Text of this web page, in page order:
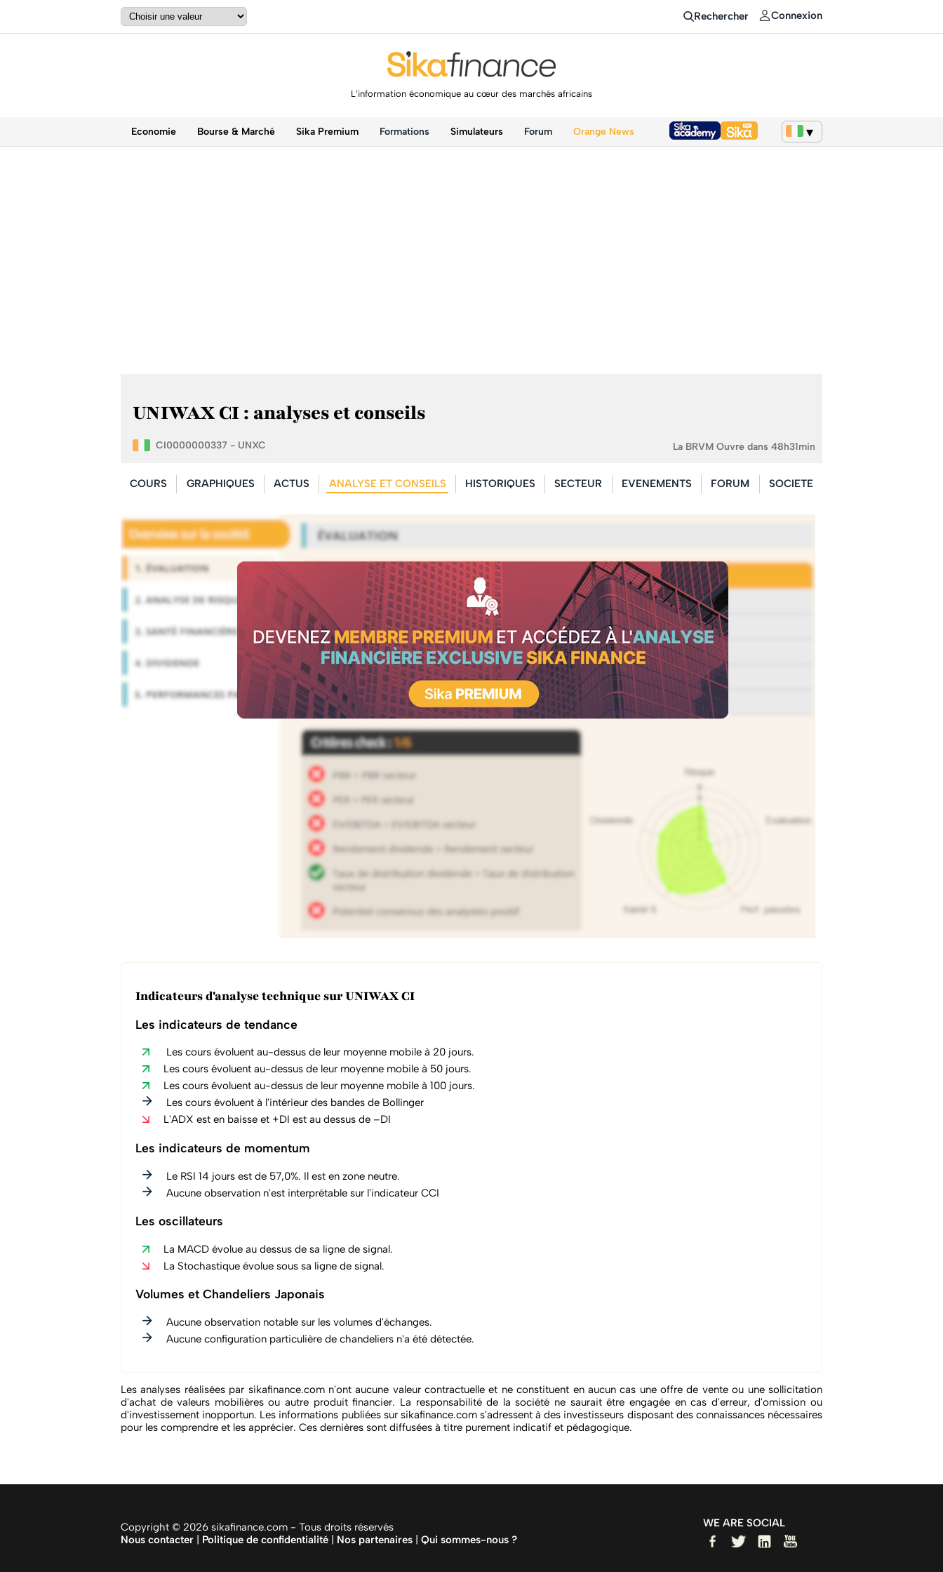
Rechercher Connexion
L’information économique au cœur des marchés africains
Economie Bourse & Marché Sika Premium Formations Simulateurs Forum Orange News
UNIWAX CI : analyses et conseils
CI0000000337 - UNXC La BRVM Ouvre dans 48h31min
COURS GRAPHIQUES ACTUS ANALYSE ET CONSEILS HISTORIQUES SECTEUR EVENEMENTS FORUM SOCIETE
Indicateurs d'analyse technique sur UNIWAX CI
Les indicateurs de tendance
Les cours évoluent au-dessus de leur moyenne mobile à 20 jours.
Les cours évoluent au-dessus de leur moyenne mobile à 50 jours.
Les cours évoluent au-dessus de leur moyenne mobile à 100 jours.
Les cours évoluent à l'intérieur des bandes de Bollinger
L'ADX est en baisse et +DI est au dessus de –DI
Les indicateurs de momentum
Le RSI 14 jours est de 57,0%. Il est en zone neutre.
Aucune observation n'est interprétable sur l'indicateur CCI
Les oscillateurs
La MACD évolue au dessus de sa ligne de signal.
La Stochastique évolue sous sa ligne de signal.
Volumes et Chandeliers Japonais
Aucune observation notable sur les volumes d'échanges.
Aucune configuration particulière de chandeliers n'a été détectée.
Les analyses réalisées par sikafinance.com n'ont aucune valeur contractuelle et ne constituent en aucun cas une offre de vente ou une sollicitation
d'achat de valeurs mobilières ou autre produit financier. La responsabilité de la société ne saurait être engagée en cas d'erreur, d'omission ou
d'investissement inopportun. Les informations publiées sur sikafinance.com s'adressent à des investisseurs disposant des connaissances nécessaires
pour les comprendre et les apprécier. Ces dernières sont diffusées à titre purement indicatif et pédagogique.
Copyright © 2026 sikafinance.com - Tous droits réservés
Nous contacter
Politique de confidentialité Nos partenaires Qui sommes-nous ?
WE ARE SOCIAL